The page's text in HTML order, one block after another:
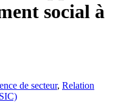
social à
de secteur, Relation